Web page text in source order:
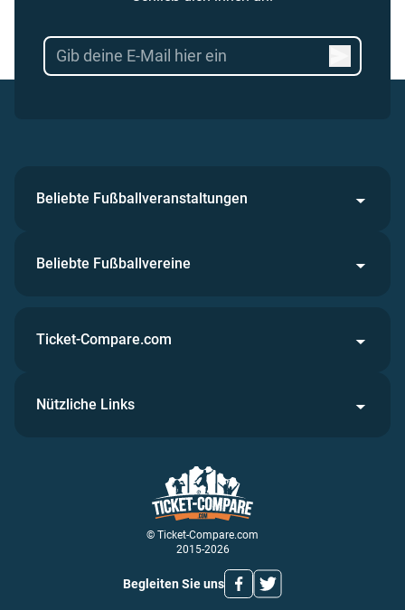
Beliebte Fußballveranstaltungen
Beliebte Fußballvereine
© Ticket-Compare.com
2015-2026
Begleiten Sie uns
Ticket-Compare.com
Nützliche Links